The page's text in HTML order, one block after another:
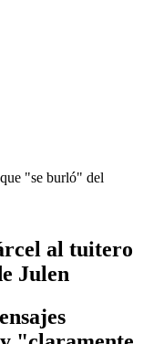
al tuitero
Julen